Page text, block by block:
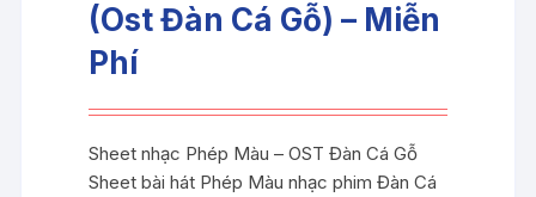
(Ost Đàn Cá Gỗ) – Miễn
Phí
Sheet nhạc Phép Màu – OST Đàn Cá Gỗ
Sheet bài hát Phép Màu nhạc phim Đàn Cá